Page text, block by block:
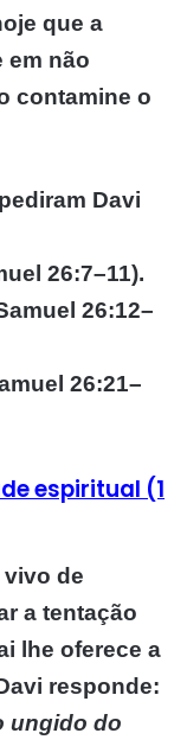
que a
em não
contamine o
Davi
26:7–11).
26:12–
26:21–
espiritual (1
de
a tentação
lhe oferece a
responde:
ungido do